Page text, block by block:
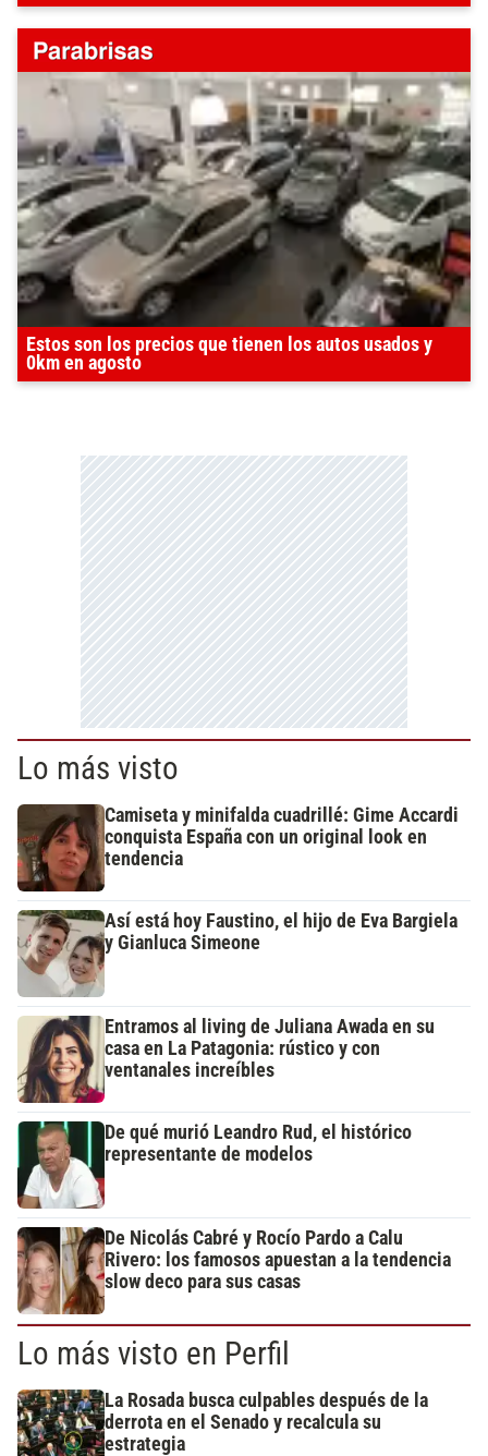
Estos son los precios que tienen los autos usados y
0km en agosto
Lo más visto
Camiseta y minifalda cuadrillé: Gime Accardi
conquista España con un original look en
tendencia
Así está hoy Faustino, el hijo de Eva Bargiela
y Gianluca Simeone
Entramos al living de Juliana Awada en su
casa en La Patagonia: rústico y con
ventanales increíbles
De qué murió Leandro Rud, el histórico
representante de modelos
De Nicolás Cabré y Rocío Pardo a Calu
Rivero: los famosos apuestan a la tendencia
slow deco para sus casas
Lo más visto en Perfil
La Rosada busca culpables después de la
derrota en el Senado y recalcula su
estrategia